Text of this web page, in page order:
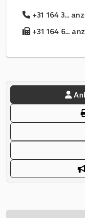
+31 164 3...
+31 164 6...